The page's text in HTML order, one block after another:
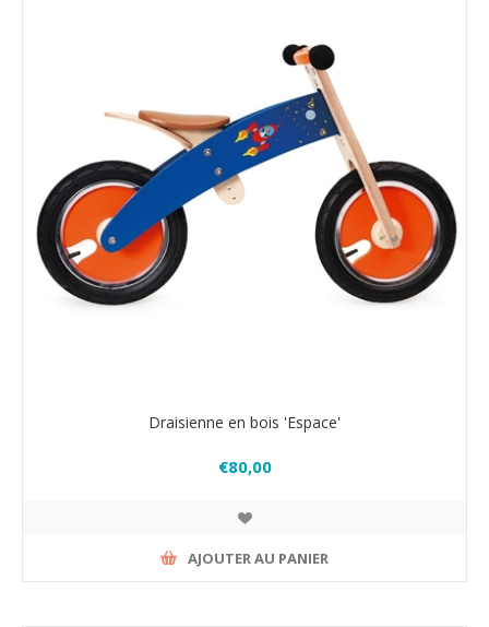
Draisienne en bois 'Espace'
€80,00
AJOUTER AU PANIER